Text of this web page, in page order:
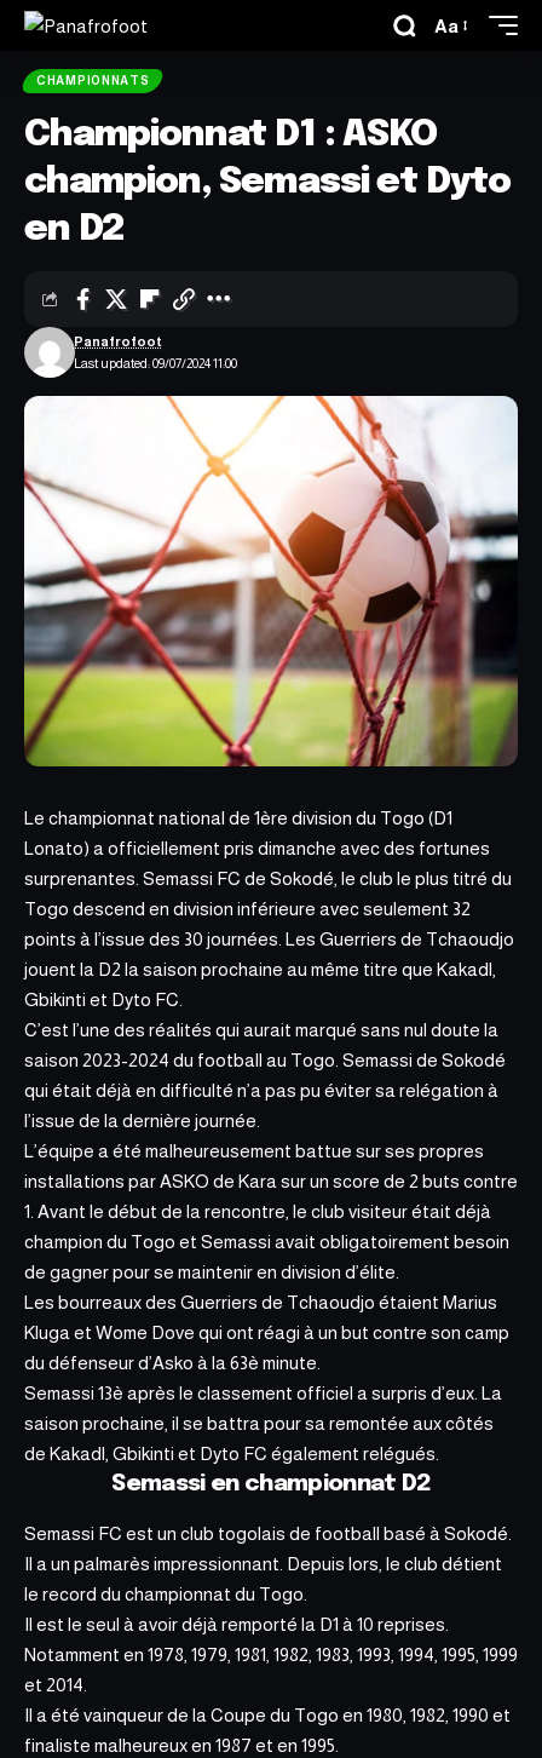
Aa
CHAMPIONNATS
Championnat D1 : ASKO
champion, Semassi et Dyto
en D2
Last updated: 09/07/2024 11:00
Panafrofoot
Le championnat national de 1ère division du Togo (D1
Lonato) a officiellement pris dimanche avec des fortunes
surprenantes. Semassi FC de Sokodé, le club le plus titré du
Togo descend en division inférieure avec seulement 32
points à l’issue des 30 journées. Les Guerriers de Tchaoudjo
jouent la D2 la saison prochaine au même titre que Kakadl,
Gbikinti et Dyto FC.
C’est l’une des réalités qui aurait marqué sans nul doute la
saison 2023-2024 du football au Togo. Semassi de Sokodé
qui était déjà en difficulté n’a pas pu éviter sa relégation à
l’issue de la dernière journée.
L’équipe a été malheureusement battue surses propres
installations par ASKO de Kara sur un score de 2 buts contre
1. Avant le début de la rencontre, le club visiteur était déjà
champion du Togo et Semassi avait obligatoirement besoin
de gagner pour se maintenir en division d’élite.
Les bourreaux des Guerriers de Tchaoudjo étaient Marius
Kluga et Wome Dove qui ont réagi à un but contre son camp
du défenseur d’Asko à la 63è minute.
Semassi 13è après le classement officiel a surpris d’eux. La
saison prochaine, il se battra pour sa remontée aux côtés
de Kakadl, Gbikinti et Dyto FC également relégués.
Semassi en championnat D2
Semassi FC est un club togolais de football basé à Sokodé.
Il a un palmarès impressionnant. Depuis lors, le club détient
le record du championnat du Togo
Il est le seul à avoir déjà remporté la D1 à 10 reprises.
Notamment en 1978, 1979, 1981, 1982, 1983, 1993, 1994, 1995, 1999
et 2014.
Il a été vainqueur de la Coupe du Togo en 1980, 1982, 1990 et
finaliste malheureux en 1987 et en 1995.